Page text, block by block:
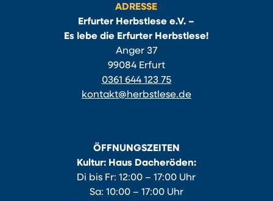
ADRESSE
Erfurter Herbstlese e.V. –
Es lebe die Erfurter Herbstlese!
Anger 37
99084 Erfurt
0361 644 123 75
kontakt@herbstlese.de
ÖFFNUNGSZEITEN
Kultur: Haus Dacheröden:
Di bis Fr: 12:00 – 17:00 Uhr
Sa: 10:00 – 17:00 Uhr